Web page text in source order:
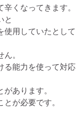
くなってきます。
と
使用していたとして
。
る能力を使って対応
あります。
が必要です。